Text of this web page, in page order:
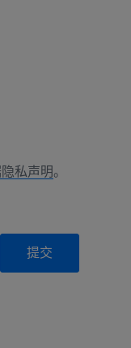
私声明。
提交